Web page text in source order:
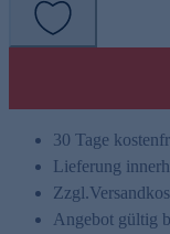
30 Tage
Lieferung
Zzgl.
Angebot gültig